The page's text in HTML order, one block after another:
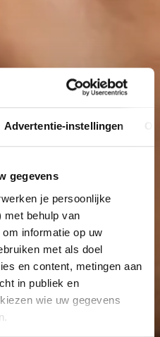
Advertentie-instellingen
gegevens
je persoonlijke
met behulp van
informatie op uw
met als doel
en content, metingen aan
in publiek en
wie uw gegevens